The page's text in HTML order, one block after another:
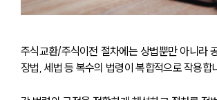
주식교환/주식이전 절차에는 상법뿐만 아니라
장법, 세법 등 복수의 법령이 복합적으로 작용합